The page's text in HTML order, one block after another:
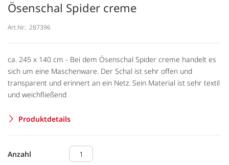
Ösenschal Spider creme
Art.Nr.: 287396
ca. 245 x 140 cm - Bei dem Ösenschal Spider creme handelt es
sich um eine Maschenware. Der Schal ist sehr offen und
transparent und erinnert an ein Netz. Sein Material ist sehr textil
und weichfließend
Produktdetails
Anzahl